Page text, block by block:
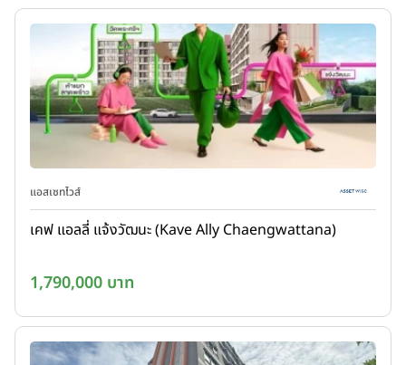
แอสเซทไวส์
เคฟ แอลลี่ แจ้งวัฒนะ (Kave Ally Chaengwattana)
1,790,000 บาท